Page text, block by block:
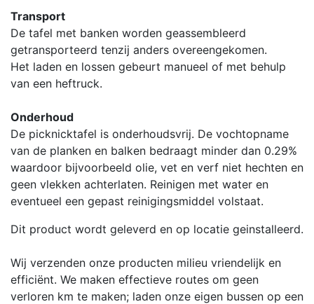
Transport
De tafel met banken worden geassembleerd
getransporteerd tenzij anders overeengekomen.
Het laden en lossen gebeurt manueel of met behulp
van een heftruck.
Onderhoud
De picknicktafel is onderhoudsvrij. De vochtopname
van de planken en balken bedraagt minder dan 0.29%
waardoor bijvoorbeeld olie, vet en verf niet hechten en
geen vlekken achterlaten. Reinigen met water en
eventueel een gepast reinigingsmiddel volstaat.
Dit product wordt geleverd en op locatie geinstalleerd.
Wij verzenden onze producten milieu vriendelijk en
efficiënt. We maken effectieve routes om geen
verloren km te maken; laden onze eigen bussen op een